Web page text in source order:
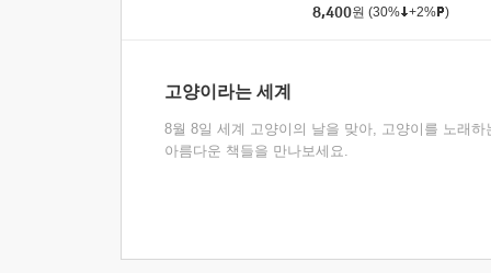
8,400원 (30% +2% )
고양이라는 세계
8월 8일 세계 고양이의 날을 맞아, 고양이를 노래하
아름다운 책들을 만나보세요.